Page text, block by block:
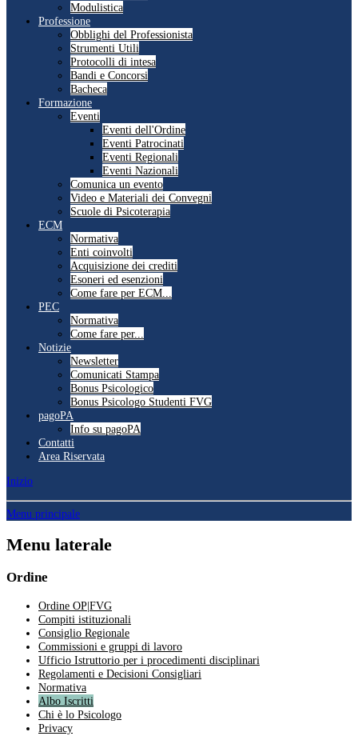
Modulistica
Professione
Obblighi del Professionista
Strumenti Utili
Protocolli di intesa
Bandi e Concorsi
Bacheca
Formazione
Eventi
Eventi dell'Ordine
Eventi Patrocinati
Eventi Regionali
Eventi Nazionali
Comunica un evento
Video e Materiali dei Convegni
Scuole di Psicoterapia
ECM
Normativa
Enti coinvolti
Acquisizione dei crediti
Esoneri ed esenzioni
Come fare per ECM...
PEC
Normativa
Come fare per...
Notizie
Newsletter
Comunicati Stampa
Bonus Psicologico
Bonus Psicologo Studenti FVG
pagoPA
Info su pagoPA
Contatti
Area Riservata
Inizio
Menu principale
Menu laterale
Ordine
Ordine OP|FVG
Compiti istituzionali
Consiglio Regionale
Commissioni e gruppi di lavoro
Ufficio Istruttorio per i procedimenti disciplinari
Regolamenti e Decisioni Consigliari
Normativa
Albo Iscritti
Chi è lo Psicologo
Privacy